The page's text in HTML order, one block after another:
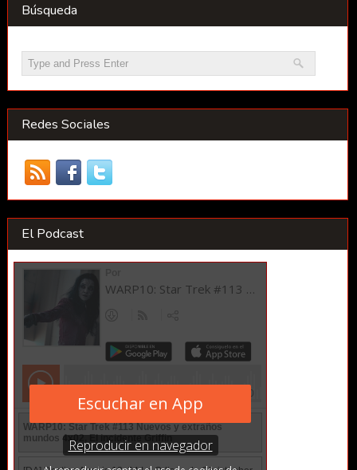
Búsqueda
Redes Sociales
El Podcast